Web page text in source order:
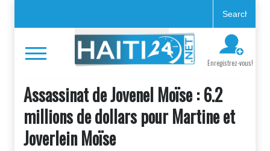
Enregistrez-vous!
Assassinat de Jovenel Moïse : 6.2
millions de dollars pour Martine et
Joverlein Moïse